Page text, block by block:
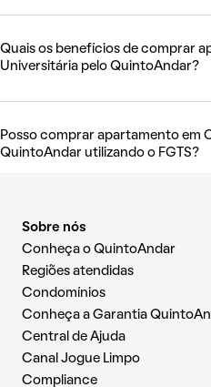
Quais os benefícios de comprar
Universitária pelo QuintoAndar?
Posso comprar apartamento em
QuintoAndar utilizando o FGTS?
Sobre nós
Conheça o QuintoAndar
Regiões atendidas
Condomínios
Conheça a Garantia
Central de Ajuda
Canal Jogue Limpo
Compliance